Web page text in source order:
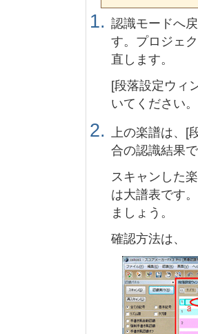
認識モードへ
す。プロジェ
直します。
[段落設定ウィ
いてください。
上の楽譜は、[
合の認識結果
スキャンした
は大譜表です
ましょう。
確認方法は、